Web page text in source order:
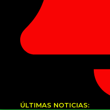
ÚLTIMAS NOTICIAS: